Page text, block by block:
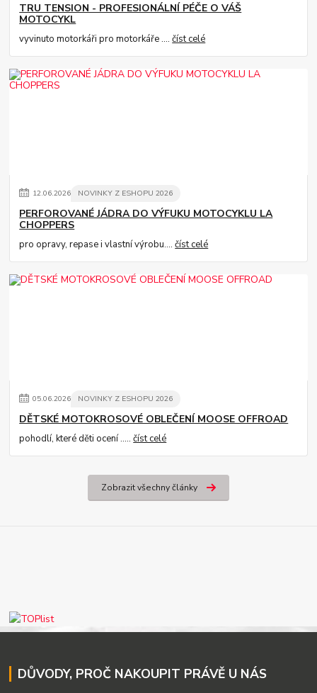
TRU TENSION - PROFESIONÁLNÍ PÉČE O VÁŠ
MOTOCYKL
vyvinuto motorkáři pro motorkáře ....číst celé
12.06.2026 NOVINKY Z ESHOPU 2026
PERFOROVANÉ JÁDRA DO VÝFUKU MOTOCYKLU LA
CHOPPERS
pro opravy, repase i vlastní výrobu....číst celé
05.06.2026 NOVINKY Z ESHOPU 2026
DĚTSKÉ MOTOKROSOVÉ OBLEČENÍ MOOSE OFFROAD
pohodlí, které děti ocení .....číst celé
Zobrazit všechny články
DŮVODY, PROČ NAKOUPIT PRÁVĚ U NÁS